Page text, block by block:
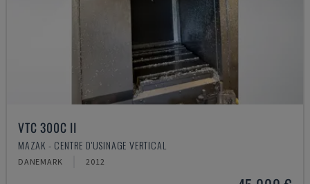
VTC 300C II
MAZAK - CENTRE D'USINAGE VERTICAL
DANEMARK 2012